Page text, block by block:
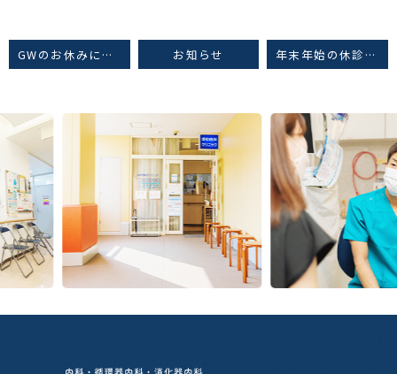
GWのお休みについて お知らせ 年末年始の休診日のお知らせ
Previous Next